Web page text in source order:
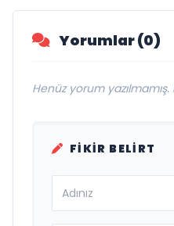
Yorumlar (0)
Henüz yorum
FIKIR BELIRT